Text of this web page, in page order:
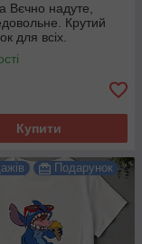
Вєчно надуте,
Крутий
для всіх.
Купити
Подарунок